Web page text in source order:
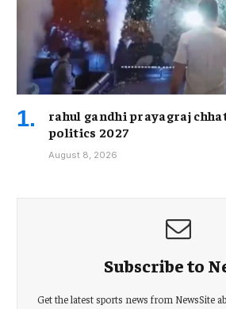
rahul gandhi prayagraj
politics 2027
August 8, 2026
Subscribe to
Get the latest sports news from NewsSite